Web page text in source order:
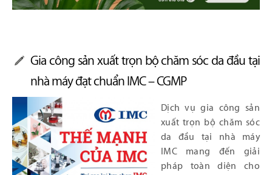
Gia công sản xuất trọn bộ chăm sóc da đầu tại
nhà máy đạt chuẩn IMC – CGMP
Dịch vụ gia công sản
xuất trọn bộ chăm sóc
da đầu tại nhà máy
IMC mang đến giải
pháp toàn diện cho